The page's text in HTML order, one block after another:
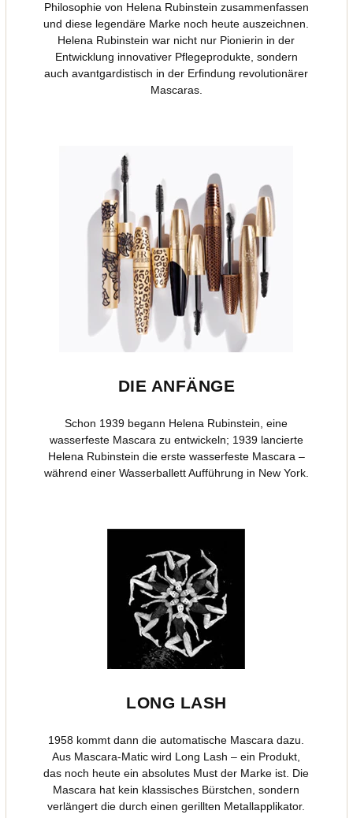
Philosophie von Helena Rubinstein zusammenfassen
und diese legendäre Marke noch heute auszeichnen.
Helena Rubinstein war nicht nur Pionierin in der
Entwicklung innovativer Pflegeprodukte, sondern
auch avantgardistisch in der Erfindung revolutionärer
Mascaras.
DIE ANFÄNGE
Schon 1939 begann Helena Rubinstein, eine
wasserfeste Mascara zu entwickeln; 1939 lancierte
Helena Rubinstein die erste wasserfeste Mascara –
während einer Wasserballett Aufführung in New York.
LONG LASH
1958 kommt dann die automatische Mascara dazu.
Aus Mascara-Matic wird Long Lash – ein Produkt,
das noch heute ein absolutes Must der Marke ist. Die
Mascara hat kein klassisches Bürstchen, sondern
verlängert die durch einen gerillten Metallapplikator.